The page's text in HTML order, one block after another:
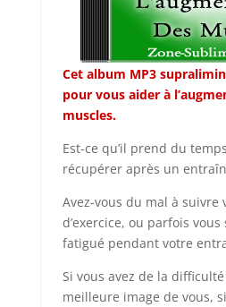
Cet album MP3
pour vous aider à
muscles.
Est-ce qu’il prend du
récupérer après un
Avez-vous du mal à suivre
d’exercice, ou parfois vous
fatigué pendant votre
Si vous avez de la
meilleure image de vous,